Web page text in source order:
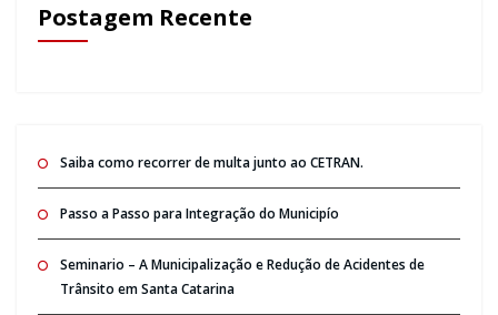
Postagem Recente
Saiba como recorrer de multa junto ao CETRAN.
Passo a Passo para Integração do Municipío
Seminario – A Municipalização e Redução de Acidentes de
Trânsito em Santa Catarina